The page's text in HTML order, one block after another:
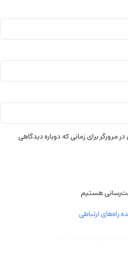
مرورگر برای زمانی که دوباره دیدگاهی
راه‌های ارتباطی